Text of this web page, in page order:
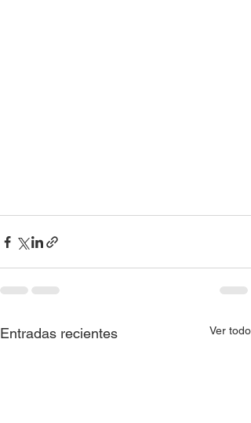
Entradas recientes Ver todo